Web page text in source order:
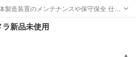
造装置のメンテナンスや保守保全 仕事
造を行う工場で半導体製造装置の保守・
ラ新品未使用